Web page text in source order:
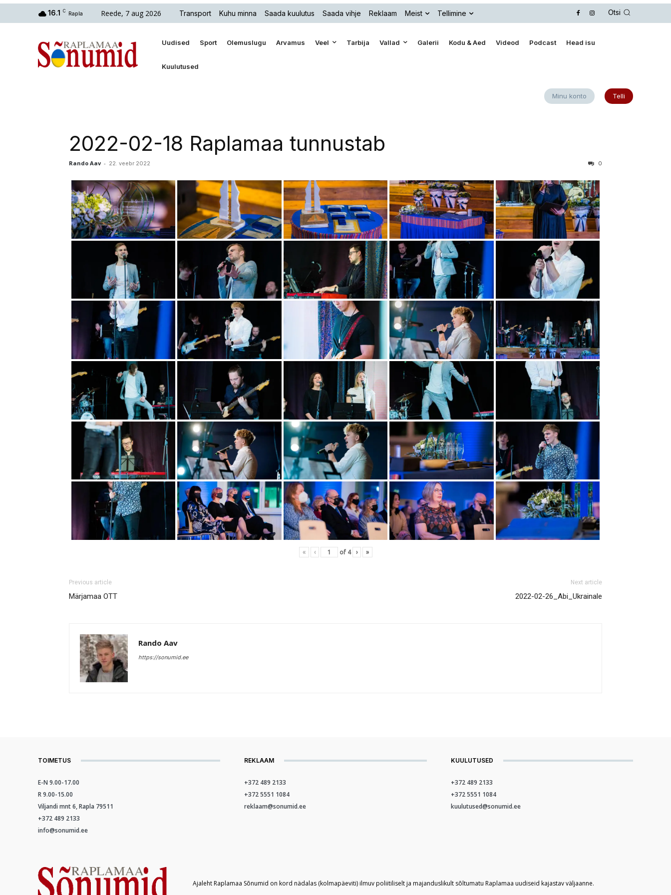
16.1 C Rapla Reede, 7 aug 2026 Transport Kuhu minna Saada kuulutus Saada vihje Reklaam Meist Tellimine Otsi
Uudised Sport Olemuslugu Arvamus Veel Tarbija Vallad Galerii Kodu & Aed Videod Podcast Head isu
Kuulutused
Minu konto Telli
2022-02-18 Raplamaa tunnustab
Rando Aav - 22. veebr 2022 0
« ‹ of 4 › »
Previous article
Märjamaa OTT
Next article
2022-02-26_Abi_Ukrainale
Rando Aav
https://sonumid.ee
TOIMETUS
E-N 9.00-17.00
R 9.00-15.00
Viljandi mnt 6, Rapla 79511
+372 489 2133
info@sonumid.ee
REKLAAM
+372 489 2133
+372 5551 1084
reklaam@sonumid.ee
KUULUTUSED
+372 489 2133
+372 5551 1084
kuulutused@sonumid.ee
Ajaleht Raplamaa Sõnumid on kord nädalas (kolmapäeviti) ilmuv poliitiliselt ja majanduslikult sõltumatu Raplamaa uudiseid kajastav väljaanne.